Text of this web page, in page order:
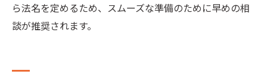
ら法名を定めるため、スムーズな準備のために早めの相
談が推奨されます。